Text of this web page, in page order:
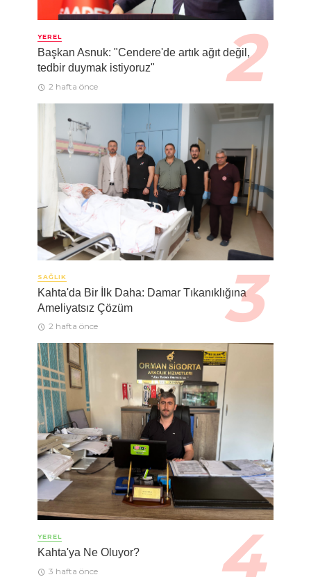
YEREL
Başkan Asnuk: "Cendere'de artık ağıt değil,
tedbir duymak istiyoruz"
2 hafta önce
SAĞLIK
Kahta'da Bir İlk Daha: Damar Tıkanıklığına
Ameliyatsız Çözüm
2 hafta önce
YEREL
Kahta'ya Ne Oluyor?
3 hafta önce